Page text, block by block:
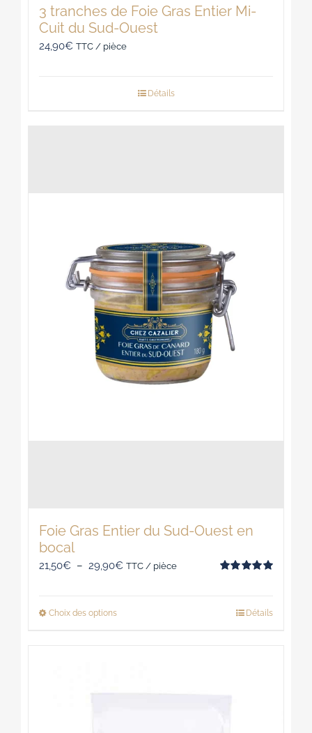
3 tranches de Foie Gras Entier Mi-
Cuit du Sud-Ouest
24,90€ TTC / pièce
Détails
Foie Gras Entier du Sud-Ouest en
bocal
21,50€ – 29,90€Plage
TTC / pièce
Choix des optionsCe
Détails